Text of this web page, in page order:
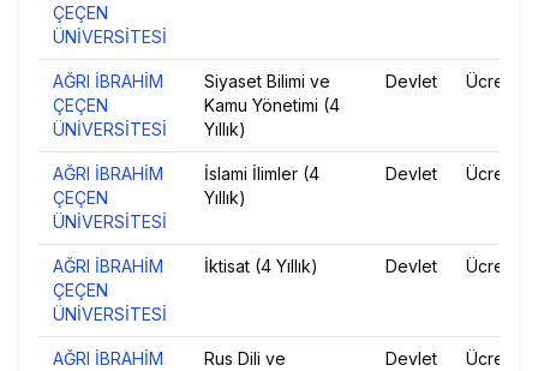
ÇEÇEN
ÜNİVERSİTESİ
AĞRI İBRAHİM
ÇEÇEN
ÜNİVERSİTESİ
Siyaset Bilimi ve
Kamu Yönetimi (4
Yıllık)
Devlet Ücretsiz
AĞRI İBRAHİM
ÇEÇEN
ÜNİVERSİTESİ
İslami İlimler (4
Yıllık)
Devlet Ücretsiz
AĞRI İBRAHİM
ÇEÇEN
ÜNİVERSİTESİ
İktisat (4 Yıllık) Devlet Ücretsiz
AĞRI İBRAHİM
Rus Dili ve
Devlet Ücretsiz